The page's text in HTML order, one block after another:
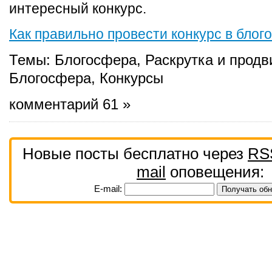
интересный конкурс.
Как правильно провести конкурс в
Темы: Блогосфера, Раскрутка и
Блогосфера, Конкурсы
комментарий 61 »
Новые посты бесплатно через
mail оповещения:
E-mail: